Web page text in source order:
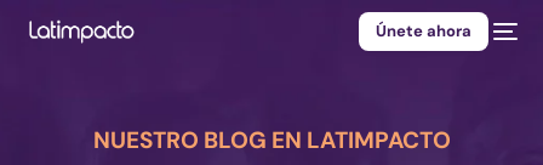
Únete ahora
NUESTRO BLOG EN LATIMPACTO